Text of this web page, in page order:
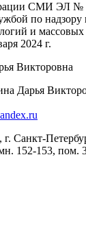
СМИ ЭЛ
по надзору
и
2024 г.
Викторовна
Дарья
Санкт-
152-153, пом.